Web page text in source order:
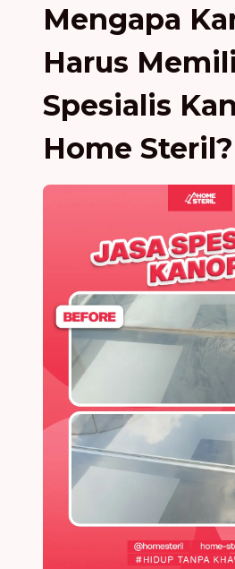
Mengapa
Harus
Spesialis
Home Steril?